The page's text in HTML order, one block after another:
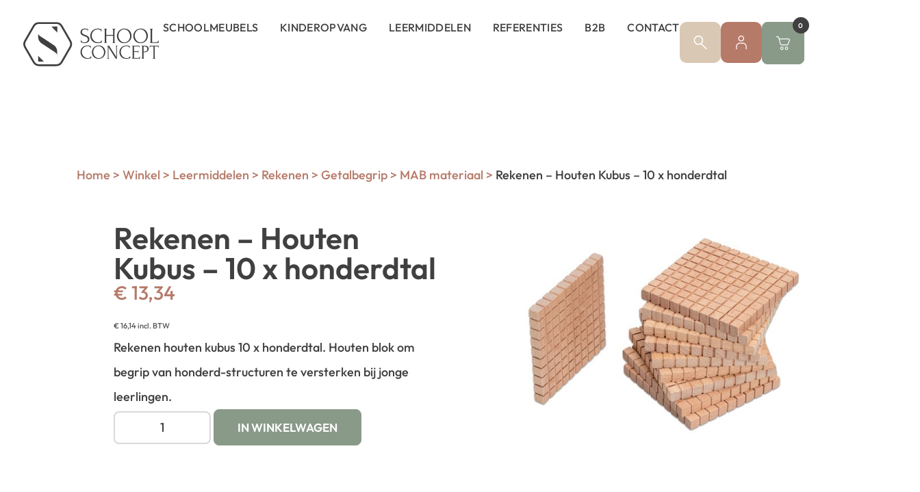
SCHOOLMEUBELS KINDEROPVANG LEERMIDDELEN REFERENTIES B2B CONTACT 0
Home > Winkel > Leermiddelen > Rekenen > Getalbegrip > MAB materiaal > Rekenen – Houten Kubus – 10 x honderdtal
Rekenen – Houten
Kubus – 10 x honderdtal
€ 13,34
€16,14incl. BTW
Rekenen houten kubus 10 x honderdtal. Houten blok om
begrip van honderd-structuren te versterken bij jonge
leerlingen.
IN WINKELWAGEN